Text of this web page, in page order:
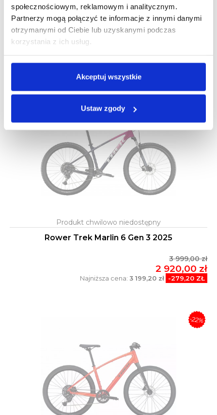
społecznościowym, reklamowym i analitycznym.
Partnerzy mogą połączyć te informacje z innymi danymi
otrzymanymi od Ciebie lub uzyskanymi podczas
korzystania z ich usług.
Akceptuj wszystkie
Ustaw zgody
Rower Trek Marlin 5 Gen 3 2025
2 319,20 zł
Rower Trek Marlin 6 Gen 3 2025
3 999,00 zł
2 920,00 zł
Najniższa cena: 3 199,20 zł -279,20 ZŁ
-22%